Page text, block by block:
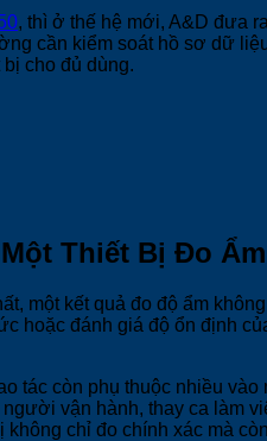
, thì ở thế hệ mới, A&D đưa
cần kiểm soát hồ sơ dữ
cho đủ dùng.
Thiết Bị Đo
một kết quả đo độ ẩm
hoặc đánh giá độ ổn định
còn phụ thuộc nhiều
vận hành, thay ca làm
chỉ đo chính xác mà